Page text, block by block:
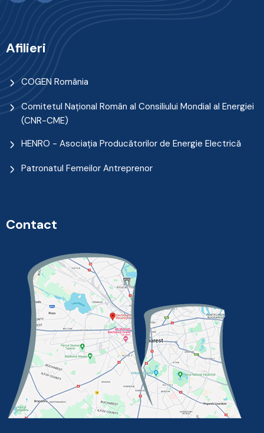
Afilieri
COGEN România
Comitetul Naţional Român al Consiliului Mondial al Energiei
(CNR-CME)
HENRO - Asociația Producătorilor de Energie Electrică
Patronatul Femeilor Antreprenor
Contact